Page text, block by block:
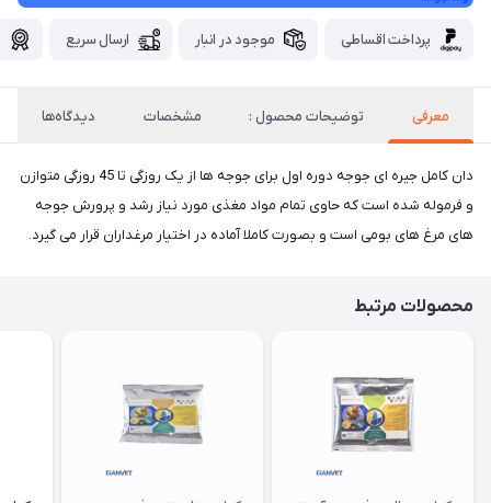
پرداخت اقساطی موجود در انبار ارسال سریع
معرفی توضیحات محصول : مشخصات دیدگاه‌ها
دان کامل جیره ای جوجه دوره اول برای جوجه ها از یک روزگی تا 45 روزگی متوازن
و فرموله شده است که حاوی تمام مواد مغذی مورد نیاز رشد و پرورش جوجه
های مرغ های بومی است و بصورت کاملا آماده در اختیار مرغداران قرار می گیرد.
محصولات مرتبط